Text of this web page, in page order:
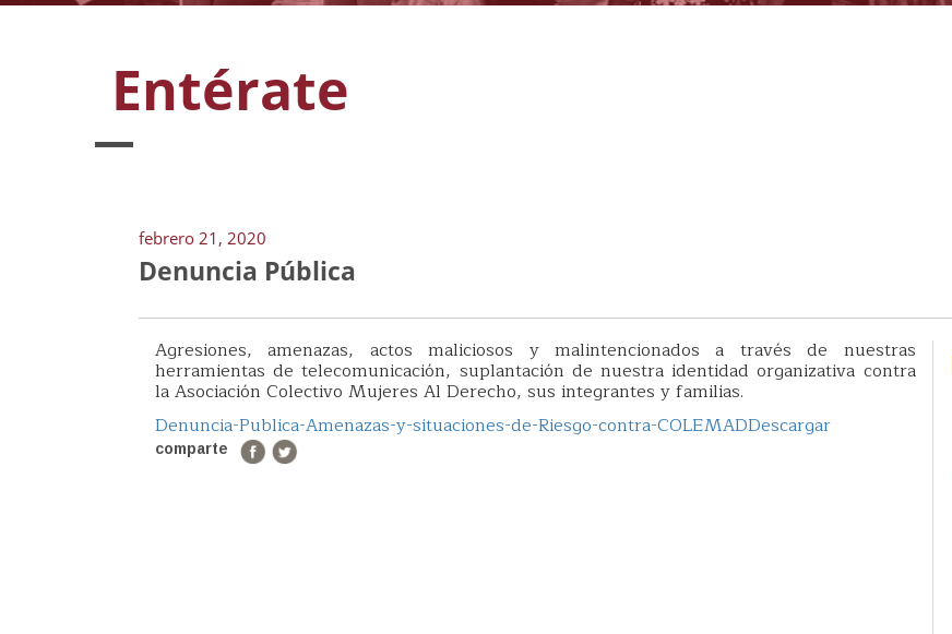
Entérate
febrero 21, 2020
Denuncia Pública
Agresiones, amenazas, actos maliciosos y malintencionados a través de nuestras
herramientas de telecomunicación, suplantación de nuestra identidad organizativa contra
la Asociación Colectivo Mujeres Al Derecho, sus integrantes y familias.
Denuncia-Publica-Amenazas-y-situaciones-de-Riesgo-contra-COLEMADDescargar
comparte